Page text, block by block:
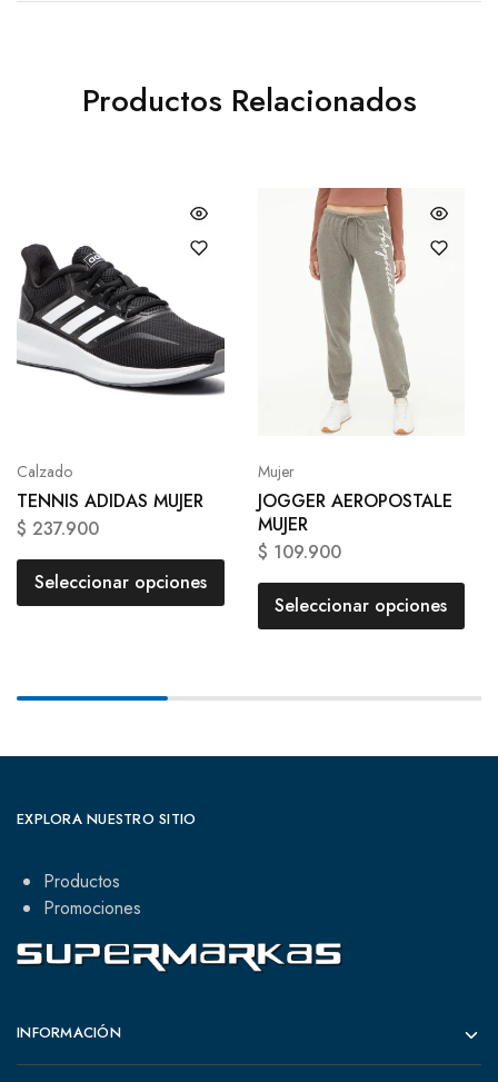
Productos Relacionados
Calzado
TENNIS ADIDAS MUJER
$ 237.900
Seleccionar opciones
Mujer
JOGGER AEROPOSTALE
MUJER
$ 109.900
Seleccionar opciones
EXPLORA NUESTRO SITIO
Productos
Promociones
INFORMACIÓN